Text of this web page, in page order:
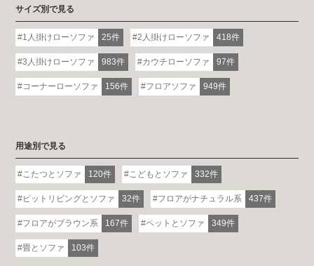
サイズ別で見る
1人掛けローソファ 25件 2人掛けローソファ 418件
3人掛けローソファ 983件 カウチローソファ 97件
コーナーローソファ 156件 フロアソファ 949件
用途別で見る
こたつとソファ 120件 こどもとソファ 332件
ピットリビングとソファ 32件 フロアがナチュラル系 437件
フロアがブラウン系 167件 ペットとソファ 349件
畳とソファ 103件